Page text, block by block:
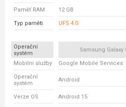
Paměť RAM 12 GB
Typ paměti UFS 4.0
Operační
systém
Samsung Galaxy
Mobilní služby Google Mobile Services
Operační
systém
Android
Verze OS Android 15